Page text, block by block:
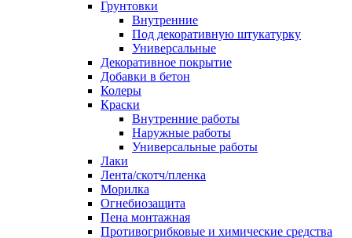
Грунтовки
Внутренние
Под декоративную штукатурку
Универсальные
Декоративное покрытие
Добавки в бетон
Колеры
Краски
Внутренние работы
Наружные работы
Универсальные работы
Лаки
Лента/скотч/пленка
Морилка
Огнебиозащита
Пена монтажная
Противогрибковые и химические средства